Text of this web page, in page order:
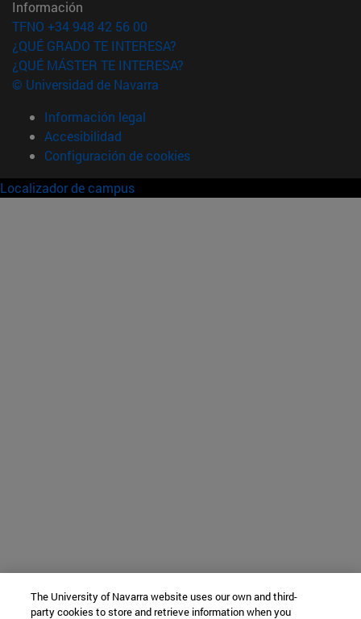
Información
TFNO +34 948 42 56 00
¿QUÉ GRADO TE INTERESA?
¿QUÉ MÁSTER TE INTERESA?
© Universidad de Navarra
Información legal
Accesibilidad
Configuración de cookies
Localizador de campus
The University of Navarra website uses our own and third-
party cookies to store and retrieve information when you